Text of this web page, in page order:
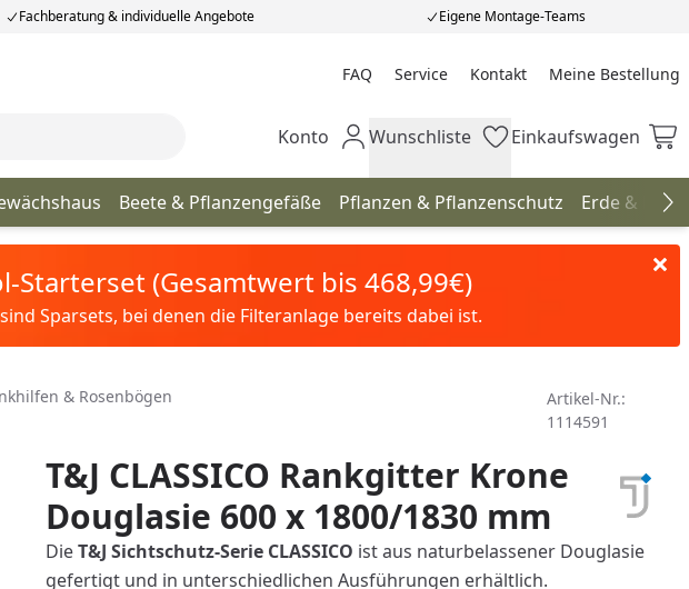
Fachberatung & individuelle Angebote Eigene Montage-Teams
FAQ Service Kontakt Meine Bestellung
Meine Bestellung
Mein Konto
Konto Wunschliste
Wunschliste Einkaufswagen
Einkaufswagen
Beete & Pflanzengefäße Pflanzen & Pflanzenschutz Erde &
Starterset (Gesamtwert bis 468,99€)
Sparsets, bei denen die Filteranlage bereits dabei ist.
& Rosenbögen
Artikel-Nr.:
1114591
T&J CLASSICO Rankgitter Krone
Douglasie 600 x 1800/1830 mm
DieT&J Sichtschutz-Serie CLASSICO ist aus naturbelassener Douglasie
gefertigt und in unterschiedlichen Ausführungen erhältlich.